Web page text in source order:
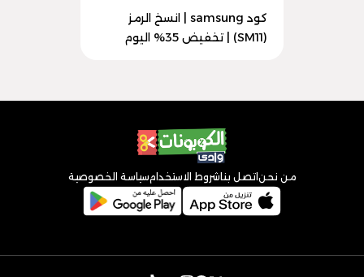
كود samsung | انسخ الرمز
(SM11) | تخفيض 35% اليوم
من نحن اتصل بنا شروط الاستخدامسياسة الخصوصية